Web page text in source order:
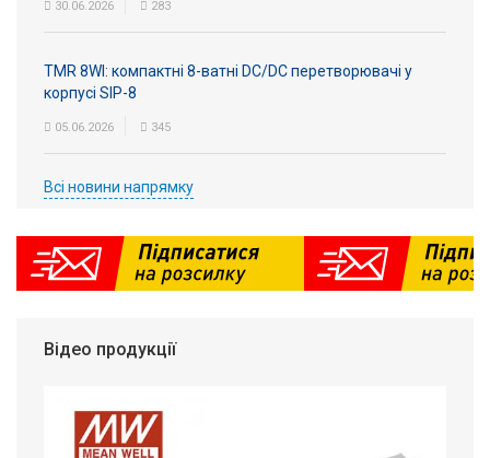
30.06.2026 283
TMR 8WI: компактні 8-ватні DC/DC перетворювачі у
корпусі SIP-8
05.06.2026 345
Всі новини напрямку
Відео продукції